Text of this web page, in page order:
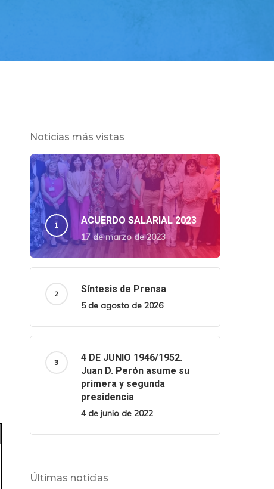
Noticias más vistas
ACUERDO SALARIAL 2023
17 de marzo de 2023
Síntesis de Prensa
5 de agosto de 2026
4 DE JUNIO 1946/1952.
Juan D. Perón asume su
primera y segunda
presidencia
4 de junio de 2022
Últimas noticias